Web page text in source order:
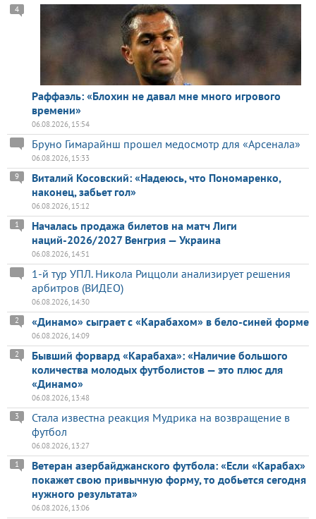
Раффаэль: «Блохин не давал мне много игрового
времени»
4
06.08.2026, 15:54
Бруно Гимарайнш прошел медосмотр для «Арсенала»
06.08.2026, 15:33
Виталий Косовский: «Надеюсь, что Пономаренко,
наконец, забьет гол»
9
06.08.2026, 15:12
Началась продажа билетов на матч Лиги
наций-2026/2027 Венгрия — Украина
1
06.08.2026, 14:51
1-й тур УПЛ. Никола Риццоли анализирует решения
арбитров (ВИДЕО)
06.08.2026, 14:30
«Динамо» сыграет с «Карабахом» в бело-синей форме
2
06.08.2026, 14:09
Бывший форвард «Карабаха»: «Наличие большого
количества молодых футболистов — это плюс для
«Динамо»
2
06.08.2026, 13:48
Стала известна реакция Мудрика на возвращение в
футбол
3
06.08.2026, 13:27
Ветеран азербайджанского футбола: «Если «Карабах»
покажет свою привычную форму, то добьется сегодня
нужного результата»
1
06.08.2026, 13:06